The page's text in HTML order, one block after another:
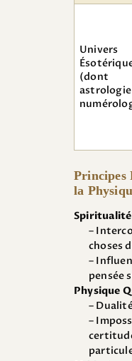
Univers
(dont
Principes
la
Spiritualité
–
choses
–
pensée
Physique
–
–